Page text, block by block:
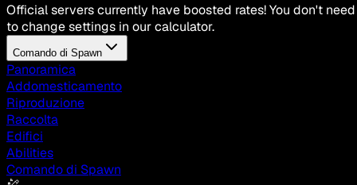
Official servers currently have boosted rates! You don't need
to change settings in our calculator.
Comando di Spawn
Panoramica
Addomesticamento
Riproduzione
Raccolta
Edifici
Abilities
Comando di Spawn